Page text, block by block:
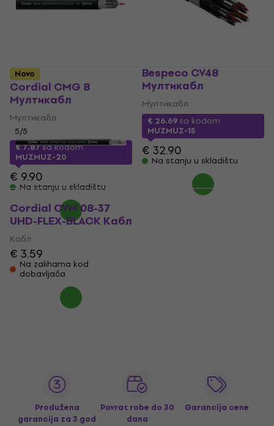
Cordial CMG 8
Мултикабл
Мултикабл
5/5
€ 7.87sa kodom
MUZMUZ-20
€ 9.90
Na stanju u skladištu
Bespeco CV48
Мултикабл
Мултикабл
€ 26.69sa kodom
MUZMUZ-15
€ 32.90
Na stanju u skladištu
Novo
Cordial CVM 08-37
UHD-FLEX-BLACK Кабл
Кабл
€ 3.59
Na zalihama kod
dobavljača
Produžena
garancija za 3 god
Povrat robe do 30
dana
Garancija cene